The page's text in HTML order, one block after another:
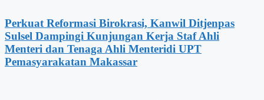
Perkuat Reformasi Birokrasi, Kanwil Ditjenpas
Sulsel Dampingi Kunjungan Kerja Staf Ahli
Menteri dan Tenaga Ahli Menteridi UPT
Pemasyarakatan Makassar